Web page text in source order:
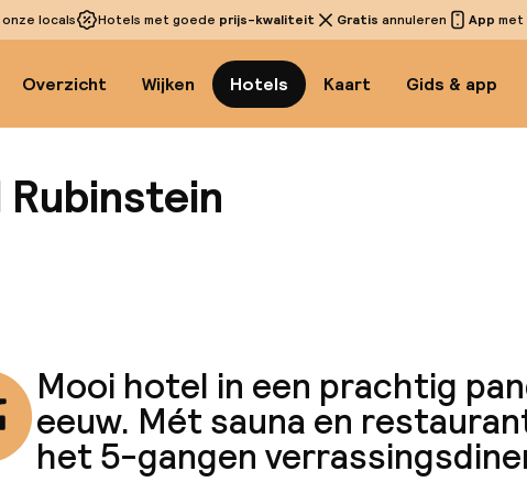
onze locals Hotels met goede prijs-kwaliteit Gratis annuleren App met
Overzicht Wijken Hotels Kaart Gids & app
Mooi hotel in een prachtig
eeuw. Mét sauna en
het 5-gangen